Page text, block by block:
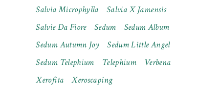
Salvia Microphylla
Salvia X Jamensis
Salvie Da Fiore
Sedum
Sedum Album
Sedum Autumn Joy
Sedum Little Angel
Sedum Telephium
Telephium
Verbena
Xerofita
Xeroscaping